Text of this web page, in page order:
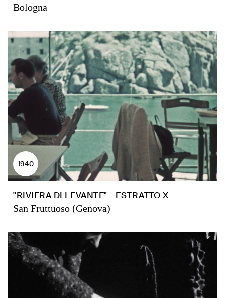
Bologna
1940
"RIVIERA DI LEVANTE" - ESTRATTO X
San Fruttuoso (Genova)